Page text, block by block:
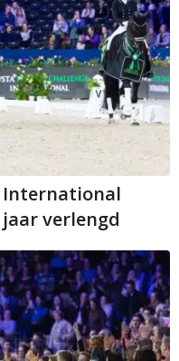
International
verlengd